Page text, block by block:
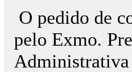
O pedido de
pelo Exmo.
Administrativa